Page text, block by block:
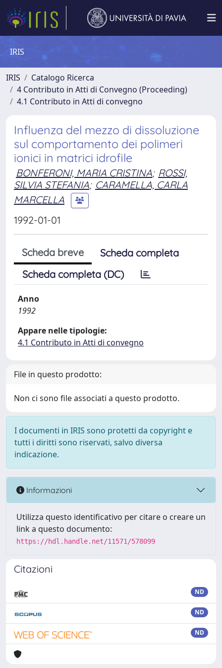
IRIS
IRIS
Catalogo Ricerca
4 Contributo in Atti di Convegno (Proceeding)
4.1 Contributo in Atti di convegno
Influenza del mezzo di dissoluzione
sul comportamento dei polimeri
ionici in matrici idrofile
BONFERONI, MARIA CRISTINA; ROSSI,
SILVIA STEFANIA; CARAMELLA, CARLA
MARCELLA
1992-01-01
Scheda breve
Scheda completa
Scheda completa (DC)
Anno
1992
Appare nelle tipologie:
4.1 Contributo in Atti di convegno
File in questo prodotto:
Non ci sono file associati a questo prodotto.
I documenti in IRIS sono protetti da copyright e
tutti i diritti sono riservati, salvo diversa
indicazione.
Informazioni
Utilizza questo identificativo per citare o creare un
link a questo documento:
https://hdl.handle.net/11571/578099
Citazioni
ND
ND
ND